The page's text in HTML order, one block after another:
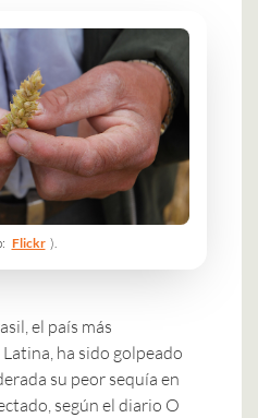
Flickr ).
el país más
ha sido golpeado
su peor sequía en
según el diario O